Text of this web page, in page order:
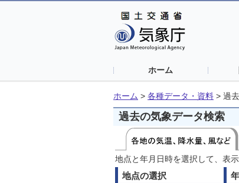
ホーム
ホーム > 各種データ・資料 > 過
過去の気象データ検索
地点と年月日時を選択して、表
地点の選択